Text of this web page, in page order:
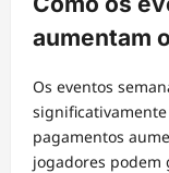
aumentam
Os eventos
significativamente
pagamentos
jogadores podem